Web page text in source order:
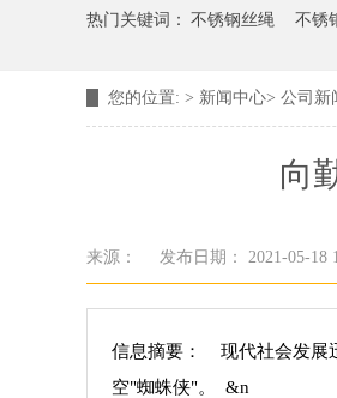
热门关键词： 不锈钢丝绳 不锈
您的位置: > 新闻中心> 公司新
向
来源： 发布日期： 2021-05-18
信息摘要： 现代社会发展
空"蜘蛛侠"。 &n